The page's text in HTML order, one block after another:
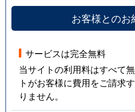
お客様とのお
サービスは完全無料
当サイトの利用料はすべて
トがお客様に費用をご請求
りません。